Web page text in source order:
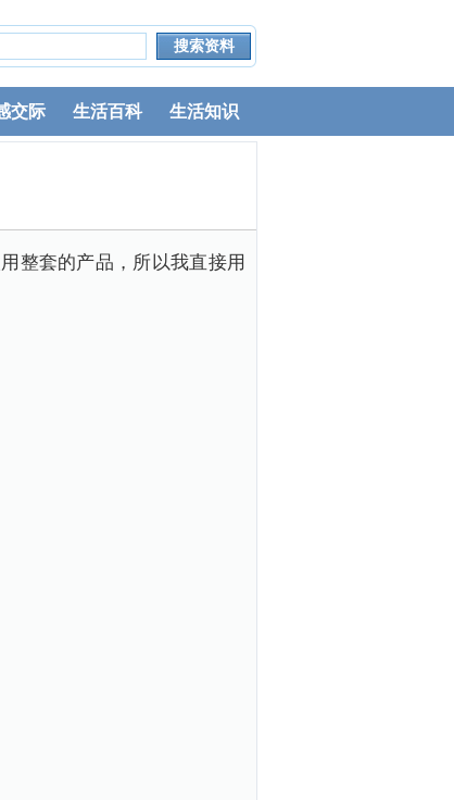
交际 生活百科 生活知识
整套的产品，所以我直接用